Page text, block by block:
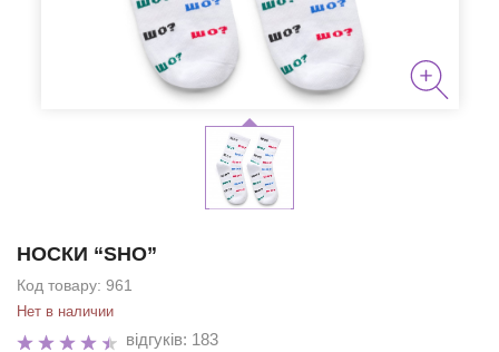
НОСКИ “SHO”
Код товару: 961
Нет в наличии
відгуків: 183